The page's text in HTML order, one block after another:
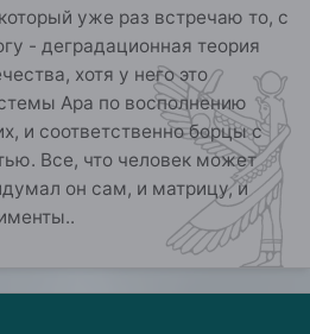
уже раз встречаю то, с
- деградационная теория
хотя у него это
Ара по восполнению
и соответственно борцы с
Все, что человек может
он сам, и матрицу, и